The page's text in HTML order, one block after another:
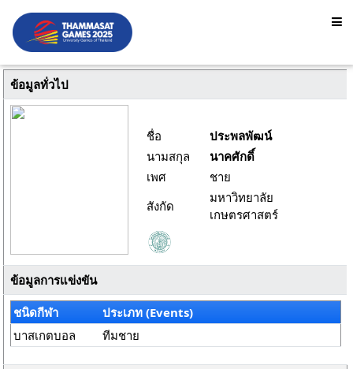
ข้อมูลทั่วไป
ชื่อ
ประพลพัฒน์
นามสกุล
นาคศักดิ์
เพศ
ชาย
สังกัด
มหาวิทยาลัย
เกษตรศาสตร์
ข้อมูลการแข่งขัน
ชนิดกีฬา
ประเภท (Events)
บาสเกตบอล
ทีมชาย